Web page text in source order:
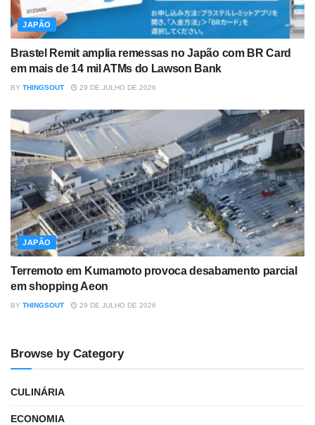
JAPÃO
Brastel Remit amplia remessas no Japão com BR Card
em mais de 14 mil ATMs do Lawson Bank
BY THINGSOUT 29 DE JULHO DE 2026
JAPÃO
Terremoto em Kumamoto provoca desabamento parcial
em shopping Aeon
BY THINGSOUT 29 DE JULHO DE 2026
Browse by Category
CULINÁRIA
ECONOMIA